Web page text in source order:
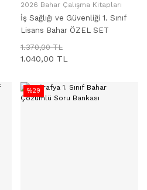
SEPETE EKLE
2026 Bahar Çalışma Kitapları
İş Sağlığı ve Güvenliği 1. Sınıf
Lisans Bahar ÖZEL SET
1.370,00 TL
1.040,00 TL
%29